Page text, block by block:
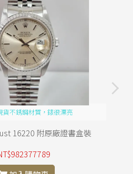
貨不銹鋼材質，錶很漂亮
16220 附原廠證書盒裝